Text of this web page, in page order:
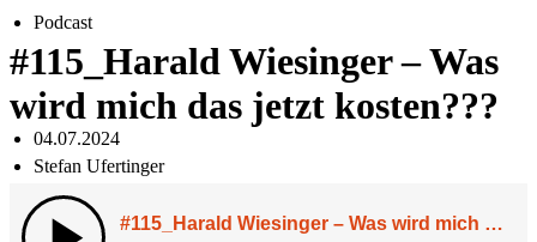
Podcast
#115_Harald Wiesinger – Was
wird mich das jetzt kosten???
04.07.2024
Stefan Ufertinger